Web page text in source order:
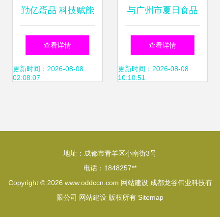
勤亿蛋品 科技赋能
传统产业，线上品
牌故事传递新鲜理
查看详情
更新时间：2026-08-08
02:08:07
与广州市夏日食品
有限公司网站建设
合作协议
查看详情
更新时间：2026-08-08
10:10:51
地址：成都市青羊区小南街3号
电话：1848257**
Copyright © 2026 www.oddccn.com 网站建设 成都龙谷伟业科技有
限公司 网站建设 版权所有 Sitemap